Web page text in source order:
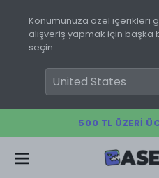
Konumunuza özel içerikleri
alışveriş yapmak için başka
seçin.
500 TL ÜZERI